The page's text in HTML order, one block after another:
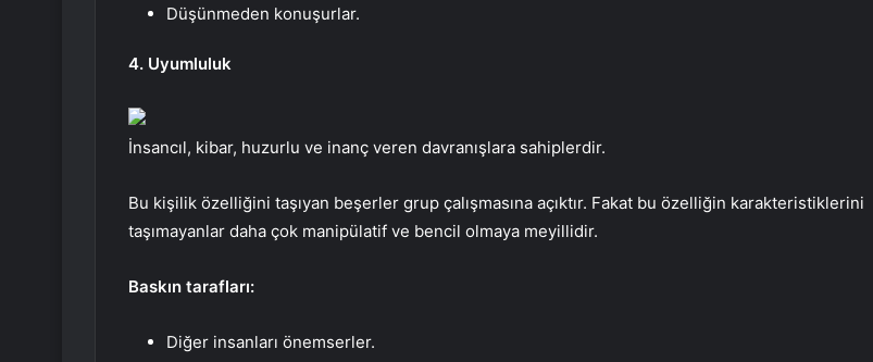
Düşünmeden konuşurlar.
4. Uyumluluk
İnsancıl, kibar, huzurlu ve inanç veren davranışlara sahiplerdir.
Bu kişilik özelliğini taşıyan beşerler grup çalışmasına açıktır. Fakat bu özelliğin karakteristiklerini
taşımayanlar daha çok manipülatif ve bencil olmaya meyillidir.
Baskın tarafları:
Diğer insanları önemserler.